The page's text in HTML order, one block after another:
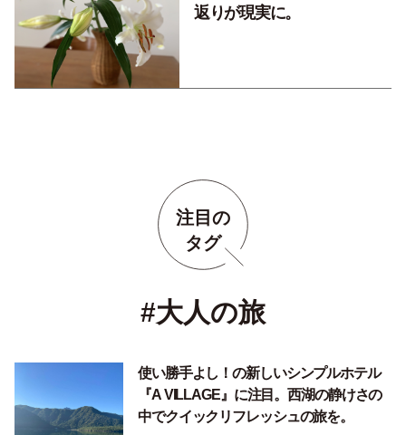
返りが現実に。
注目の
タグ
#大人の旅
使い勝手よし！の新しいシンプルホテル
『A VILLAGE』に注目。西湖の静けさの
中でクイックリフレッシュの旅を。